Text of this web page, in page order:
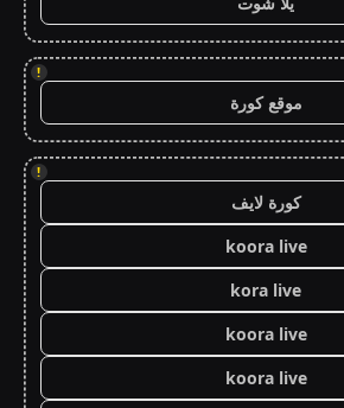
!
موقع كورة
!
كورة لايف
koora live
kora live
koora live
koora live